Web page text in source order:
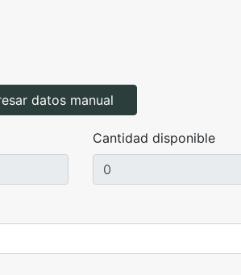
datos manual
Cantidad disponible